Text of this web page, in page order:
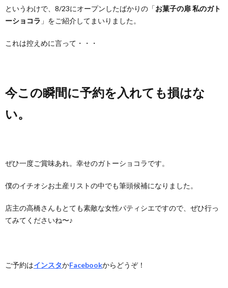
というわけで、8/23にオープンしたばかりの「お菓子の扉 私のガト
ーショコラ 」をご紹介してまいりました。
これは控えめに言って・・・
今この瞬間に予約を入れても損はな
い。
ぜひ一度ご賞味あれ。幸せのガトーショコラです。
僕のイチオシお土産リストの中でも筆頭候補になりました。
店主の高橋さんもとても素敵な女性パティシエですので、ぜひ行っ
てみてくださいね〜♪
ご予約はインスタかFacebookからどうぞ！